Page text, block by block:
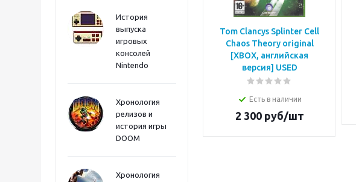
История
выпуска
игровых
консолей
Nintendo
Хронология
релизов и
история игры
DOOM
Хронология
Onimusha: Way of the
Sword PS5
Tom Clancys Splinter Cell
Chaos Theory original
[XBOX, английская
версия] USED
Есть в наличии
2 300руб/шт